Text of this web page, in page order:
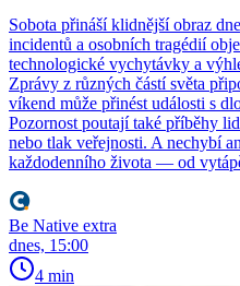
Sobota přináší klidnější obraz
incidentů a osobních tragédií
technologické vychytávky a
Zprávy z různých částí světa
víkend může přinést události s
Pozornost poutají také příběhy
nebo tlak veřejnosti. A nechybí
každodenního života — od
Be Native extra
dnes, 15:00
4 min